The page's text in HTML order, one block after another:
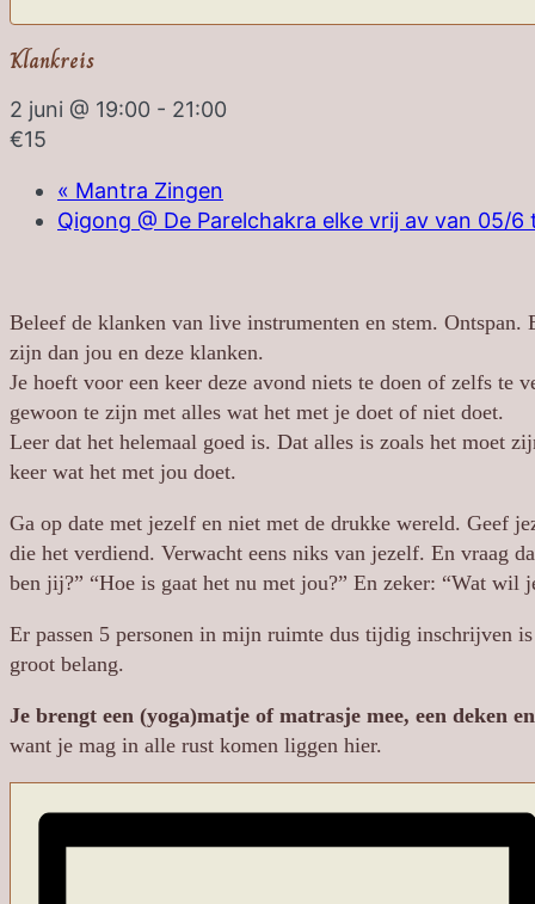
Klankreis
2 juni @ 19:00 - 21:00
€15
« Mantra Zingen
Qigong @ De Parelchakra elke vrij av van 05/
Beleef de klanken van live instrumenten en stem. Ontspan.
zijn dan jou en deze klanken.
Je hoeft voor een keer deze avond niets te doen of zelfs te
gewoon te zijn met alles wat het met je doet of niet doet.
Leer dat het helemaal goed is. Dat alles is zoals het moet
keer wat het met jou doet.
Ga op date met jezelf en niet met de drukke wereld. Geef
die het verdiend. Verwacht eens niks van jezelf. En vraag
ben jij?” “Hoe is gaat het nu met jou?” En zeker: “Wat wil
Er passen 5 personen in mijn ruimte dus tijdig inschrijven
groot belang.
Je brengt een (yoga)matje of matrasje mee, een deken
want je mag in alle rust komen liggen hier.